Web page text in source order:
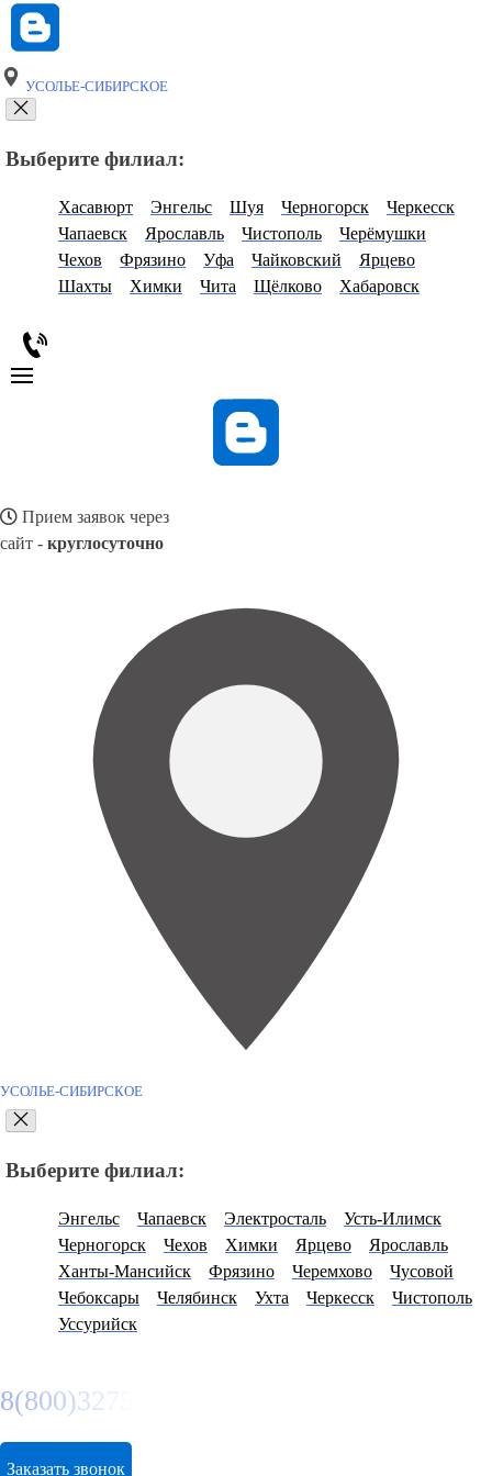
УСОЛЬЕ-СИБИРСКОЕ
Выберите филиал:
Хасавюрт Энгельс Шуя Черногорск
Черкесск
Чапаевск
Ярославль Чистополь
Черёмушки
Чехов
Фрязино Уфа Чайковский
Ярцево
Шахты
Химки Чита Щёлково Хабаровск
Прием заявок через
сайт - круглосуточно
УСОЛЬЕ-СИБИРСКОЕ
Выберите филиал:
Энгельс Чапаевск Электросталь
Усть-Илимск
Черногорск
Чехов Химки Ярцево
Ярославль
Ханты-Мансийск
Фрязино Черемхово
Чусовой
Чебоксары
Челябинск Ухта Черкесск
Чистополь
Уссурийск
8(800)3275280
Заказать звонок